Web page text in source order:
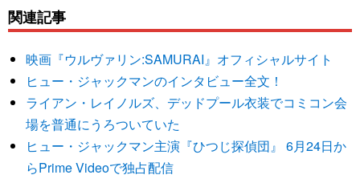
関連記事
映画『ウルヴァリン:SAMURAI』オフィシャルサイト
ヒュー・ジャックマンのインタビュー全文！
ライアン・レイノルズ、デッドプール衣装でコミコン会
場を普通にうろついていた
ヒュー・ジャックマン主演『ひつじ探偵団』 6月24日か
らPrime Videoで独占配信